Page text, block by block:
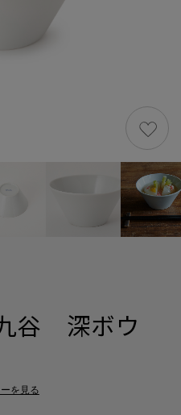
谷 深ボウ
を見る